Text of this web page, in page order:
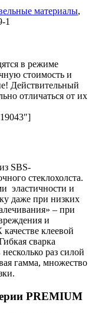
материалы,
1
в режиме
стоимость и
Действительный
отличаться от их
SBS-
стеклохолста.
эластичности и
даже при низких
– при
и
клеевой
сварка
раз силой
гамма, множество
PREMIUM